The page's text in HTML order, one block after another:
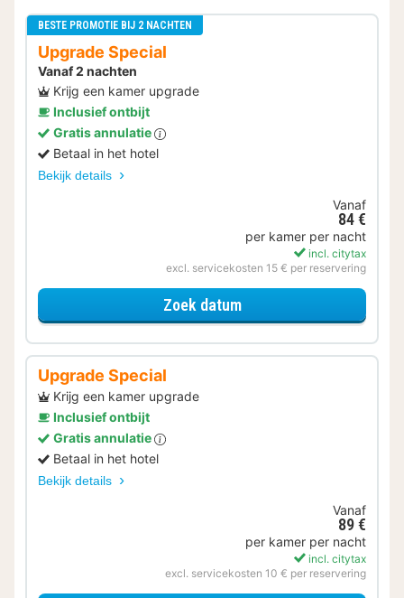
BESTE PROMOTIE BIJ 2 NACHTEN
Upgrade Special
Vanaf 2 nachten
Krijg een kamer upgrade
Inclusief ontbijt
Gratis annulatie
Betaal in het hotel
Bekijk details
Vanaf
84 €
per kamer per nacht
incl. citytax
excl. servicekosten 15 € per reservering
Zoek datumvoor Upgrade Special
Upgrade Special
Krijg een kamer upgrade
Inclusief ontbijt
Gratis annulatie
Betaal in het hotel
Bekijk details
Vanaf
89 €
per kamer per nacht
incl. citytax
excl. servicekosten 10 € per reservering